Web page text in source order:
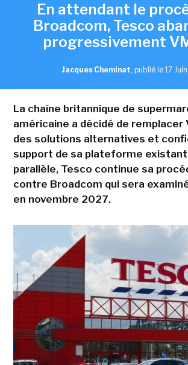
En attendant le
Broadcom, Tesco
progressivement
Jacques Cheminat, publié le 17
La chaîne britannique de
américaine a décidé de remplacer
des solutions alternatives et
support de sa plateforme
parallèle, Tesco continue sa
contre Broadcom qui sera
en novembre 2027.